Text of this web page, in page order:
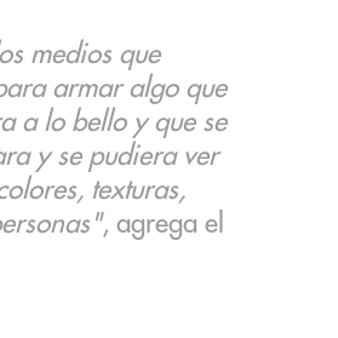
medios que
armar algo que
a lo bello y que se
y se pudiera ver
texturas,
, agrega el